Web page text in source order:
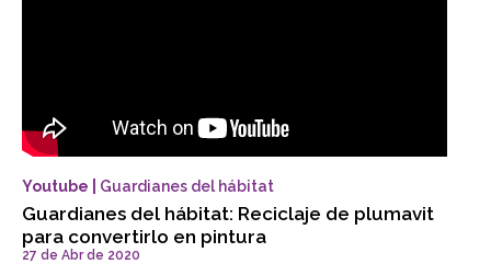
Youtube | Guardianes del hábitat
Guardianes del hábitat: Reciclaje de plumavit
para convertirlo en pintura
27 de Abr de 2020